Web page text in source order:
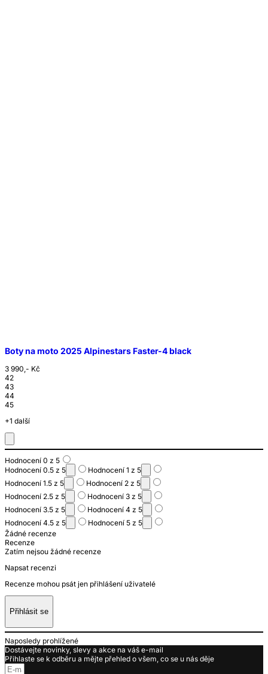
Boty na moto 2025 Alpinestars Faster-4 black
3 990,- Kč
42
43
44
45
+1 další
Hodnocení 0 z 5
Hodnocení 0.5 z 5
Hodnocení 1 z 5
Hodnocení 1.5 z 5
Hodnocení 2 z 5
Hodnocení 2.5 z 5
Hodnocení 3 z 5
Hodnocení 3.5 z 5
Hodnocení 4 z 5
Hodnocení 4.5 z 5
Hodnocení 5 z 5
Žádné recenze
Recenze
Zatím nejsou žádné recenze
Napsat recenzi
Recenze mohou psát jen přihlášení uživatelé
Přihlásit se
Naposledy prohlížené
Dostávejte novinky, slevy a akce na váš e-mail
Přihlaste se k odběru a mějte přehled o všem, co se u nás děje